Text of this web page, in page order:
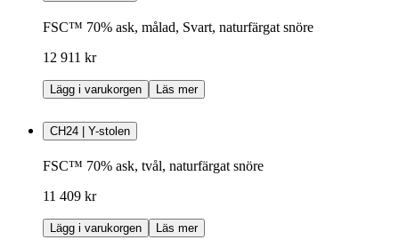
FSC™ 70% ask, målad, Svart, naturfärgat snöre
12 911 kr
Lägg i varukorgen Läs mer
CH24 | Y-stolen
FSC™ 70% ask, tvål, naturfärgat snöre
11 409 kr
Lägg i varukorgen Läs mer